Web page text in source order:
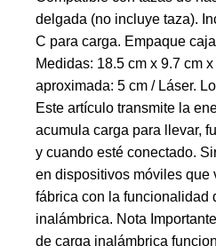
delgada (no incluye taza).
C para carga. Empaque
Medidas: 18.5 cm x 9.7 cm
aproximada: 5 cm / Láser.
Este artículo transmite la
acumula carga para llevar,
y cuando esté conectado.
en dispositivos móviles que
fábrica con la funcionalidad
inalámbrica. Nota
de carga inalámbrica